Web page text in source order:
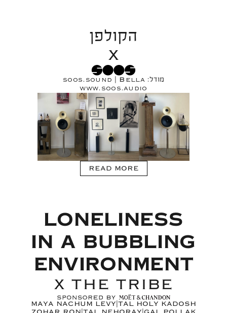
הקולפן
X
מודל:Bella
soos.sound
www.soos.audio
READ MORE
LONELINESS
IN A BUBBLING
ENVIRONMENT
X THE TRIBE
MAYA NACHUM LEVY TAL HOLY KADOSH